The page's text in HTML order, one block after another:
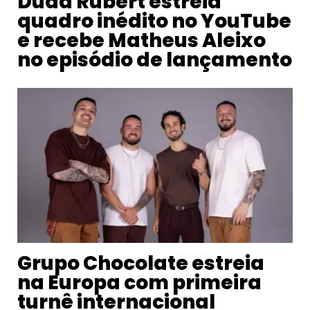
quadro inédito no YouTube
e recebe Matheus Aleixo
no episódio de lançamento
Grupo Chocolate estreia
na Europa com primeira
turnê internacional